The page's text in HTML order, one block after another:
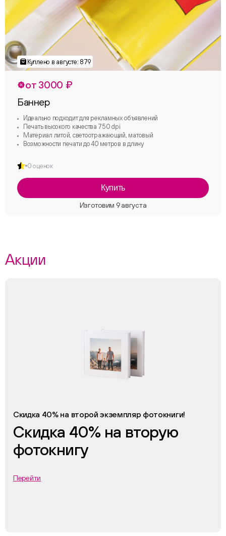
от 3000 ₽
Баннер
Идеально подходит для рекламных объявлений
Печать высокого качества 750 dpi
Материал литой, светоотражающий, матовый
Возможности печати до 40 метров в длину
0 оценок
Купить
Акции
Скидка 40% на второй экземпляр фотокниги!
Скидка 40% на вторую
фотокнигу
Перейти